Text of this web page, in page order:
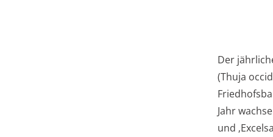
Der
(Thuja
Jahr
und